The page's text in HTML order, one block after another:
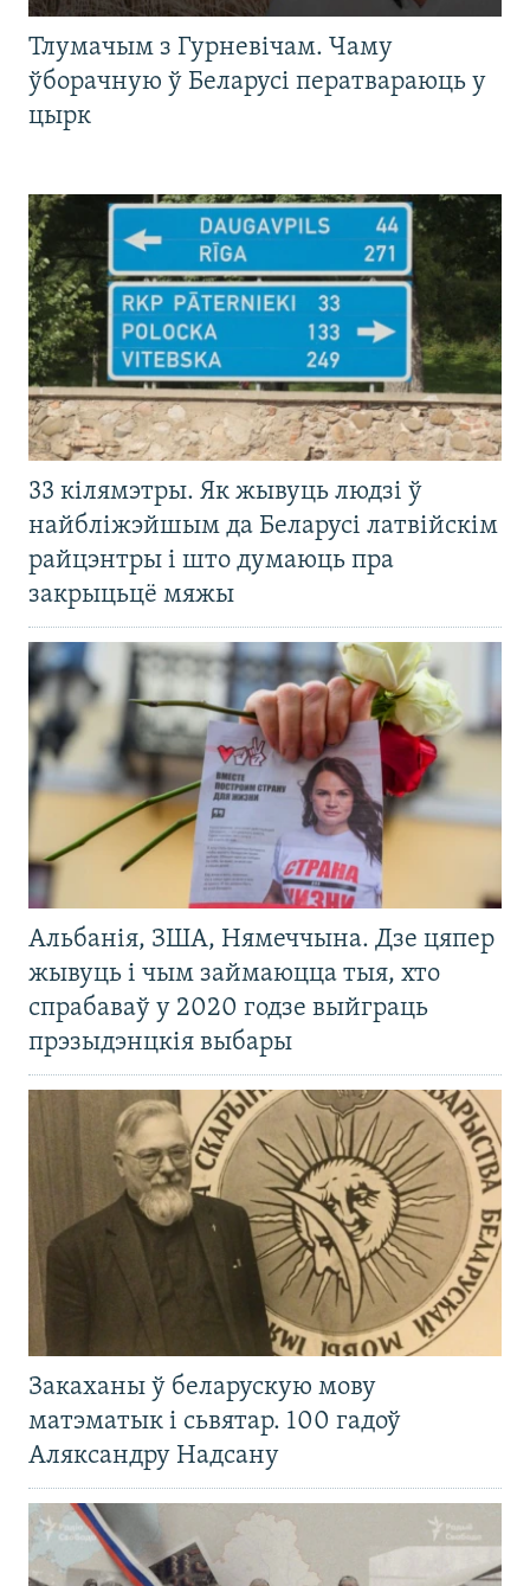
Тлумачым з Гурневічам. Чаму
ўборачную ў Беларусі ператвараюць у
цырк
33 кілямэтры. Як жывуць людзі ў
найбліжэйшым да Беларусі латвійскім
райцэнтры і што думаюць пра
закрыцьцё мяжы
Альбанія, ЗША, Нямеччына. Дзе цяпер
жывуць і чым займаюцца тыя, хто
спрабаваў у 2020 годзе выйграць
прэзыдэнцкія выбары
Закаханы ў беларускую мову
матэматык і сьвятар. 100 гадоў
Аляксандру Надсану